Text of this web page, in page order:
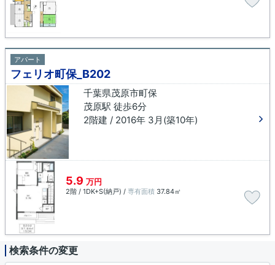
アパート
フェリオ町保_B202
千葉県茂原市町保
茂原駅 徒歩6分
2階建 / 2016年 3月(築10年)
5.9 万円
2階 / 1DK+S(納戸) / 専有面積 37.84㎡
検索条件の変更